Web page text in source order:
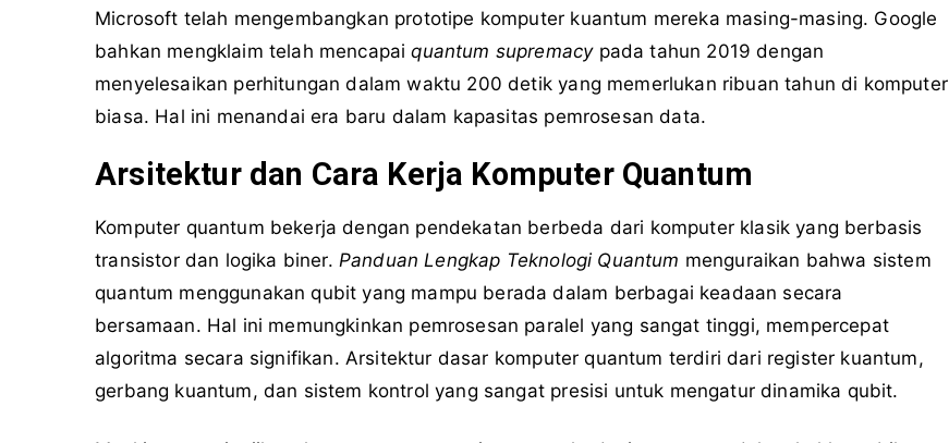
Microsoft telah mengembangkan prototipe komputer kuantum mereka masing-masing. Google
bahkan mengklaim telah mencapaiquantum supremacypada tahun 2019 dengan
menyelesaikan perhitungan dalam waktu 200 detik yang memerlukan ribuan tahun di komputer
biasa. Hal ini menandai era baru dalam kapasitas pemrosesan data.
Arsitektur dan Cara Kerja Komputer Quantum
Komputer quantum bekerja dengan pendekatan berbeda dari komputer klasik yang berbasis
transistor dan logika biner. Panduan Lengkap Teknologi Quantum menguraikan bahwa sistem
quantum menggunakan qubit yang mampu berada dalam berbagai keadaan secara
bersamaan. Hal ini memungkinkan pemrosesan paralel yang sangat tinggi, mempercepat
algoritma secara signifikan. Arsitektur dasar komputer quantum terdiri dari register kuantum,
gerbang kuantum, dan sistem kontrol yang sangat presisi untuk mengatur dinamika qubit.